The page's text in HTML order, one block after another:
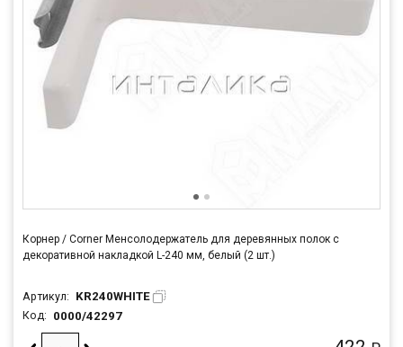
Корнер / Corner Менсолодержатель для деревянных полок с
декоративной накладкой L-240 мм, белый (2 шт.)
Артикул: KR240WHITE
Код: 0000/42297